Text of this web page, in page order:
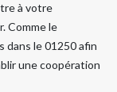
à votre
Comme le
dans le 01250 afin
une coopération